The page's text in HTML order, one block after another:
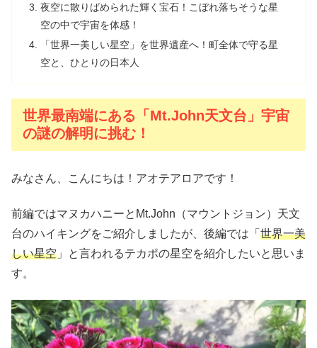
夜空に散りばめられた輝く宝石！こぼれ落ちそうな星
空の中で宇宙を体感！
「世界一美しい星空」を世界遺産へ！町全体で守る星
空と、ひとりの日本人
世界最南端にある「Mt.John天文台」宇宙
の謎の解明に挑む！
みなさん、こんにちは！アオテアロアです！
前編ではマヌカハニーとMt.John（マウントジョン）天文
台のハイキングをご紹介しましたが、後編では「 世界一美
しい星空 」と言われるテカポの星空を紹介したいと思いま
す。